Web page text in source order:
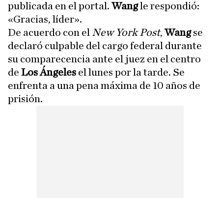
publicada en el portal. Wangle respondió:
«Gracias, líder».
De acuerdo con el New York Post, Wangse
declaró culpable del cargo federal durante
su comparecencia ante el juez en el centro
de Los Ángeles el lunes por la tarde. Se
enfrenta a una pena máxima de 10 años de
prisión.